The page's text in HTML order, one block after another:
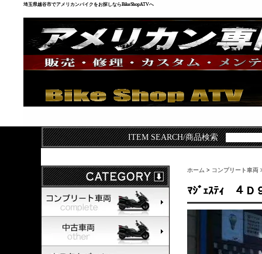
埼玉県越谷市でアメリカンバイクをお探しならBikeShopATVへ
ITEM SEARCH/商品検索
ホーム > コンプリート車両
ﾏｼﾞｪｽﾃｨ ４Ｄ